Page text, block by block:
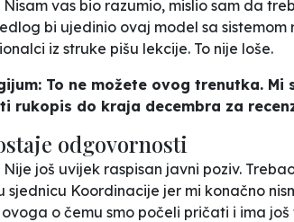
Nisam vas bio razumio, mislio sam da
bi ujedinio ovaj model sa
iz struke pišu lekcije. To nije loše.
To ne možete ovog trenutka.
rukopis do kraja decembra za
odgovornosti
Nije još uvijek raspisan javni poziv.
sjednicu Koordinacije jer mi konačno
o čemu smo počeli pričati i ima još